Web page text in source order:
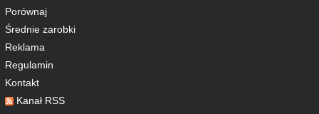
Porównaj
Średnie zarobki
Reklama
Regulamin
Kontakt
Kanał RSS